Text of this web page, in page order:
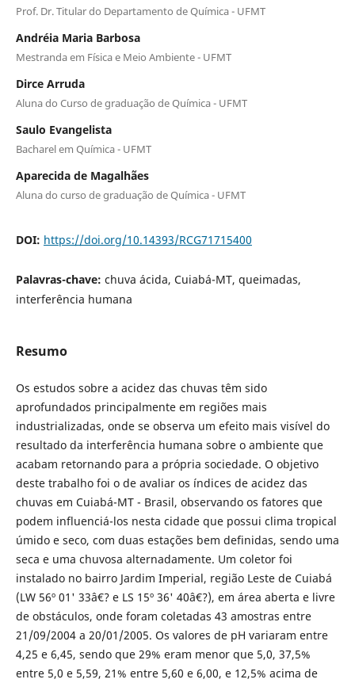
Prof. Dr. Titular do Departamento de Química - UFMT
Andréia Maria Barbosa
Mestranda em Física e Meio Ambiente - UFMT
Dirce Arruda
Aluna do Curso de graduação de Química - UFMT
Saulo Evangelista
Bacharel em Química - UFMT
Aparecida de Magalhães
Aluna do curso de graduação de Química - UFMT
DOI: https://doi.org/10.14393/RCG71715400
Palavras-chave: chuva ácida, Cuiabá-MT, queimadas,
interferência humana
Resumo
Os estudos sobre a acidez das chuvas têm sido
aprofundados principalmente em regiões mais
industrializadas, onde se observa um efeito mais visível do
resultado da interferência humana sobre o ambiente que
acabam retornando para a própria sociedade. O objetivo
deste trabalho foi o de avaliar os índices de acidez das
chuvas em Cuiabá-MT - Brasil, observando os fatores que
podem influenciá-los nesta cidade que possui clima tropical
úmido e seco, com duas estações bem definidas, sendo uma
seca e uma chuvosa alternadamente. Um coletor foi
instalado no bairro Jardim Imperial, região Leste de Cuiabá
(LW 56º 01' 33â€? e LS 15º 36' 40â€?), em área aberta e livre
de obstáculos, onde foram coletadas 43 amostras entre
21/09/2004 a 20/01/2005. Os valores de pH variaram entre
4,25 e 6,45, sendo que 29% eram menor que 5,0, 37,5%
entre 5,0 e 5,59, 21% entre 5,60 e 6,00, e 12,5% acima de